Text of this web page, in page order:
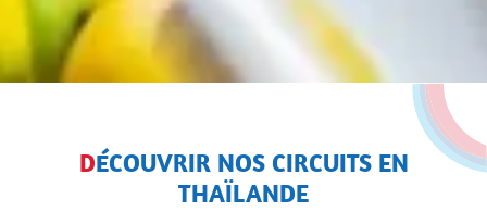
DÉCOUVRIR NOS CIRCUITS EN
THAÏLANDE